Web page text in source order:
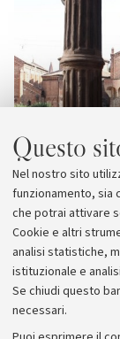
Questo
Nel nostro sito
funzionamento, sia
che potrai attivare
Cookie e altri
analisi statistiche,
istituzionale e
Se chiudi questo
necessari.